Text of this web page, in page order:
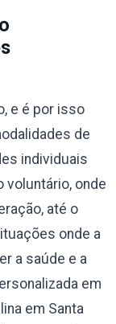
e é por isso
de
individuais
voluntário, onde
até o
onde a
a saúde e a
em
em Santa